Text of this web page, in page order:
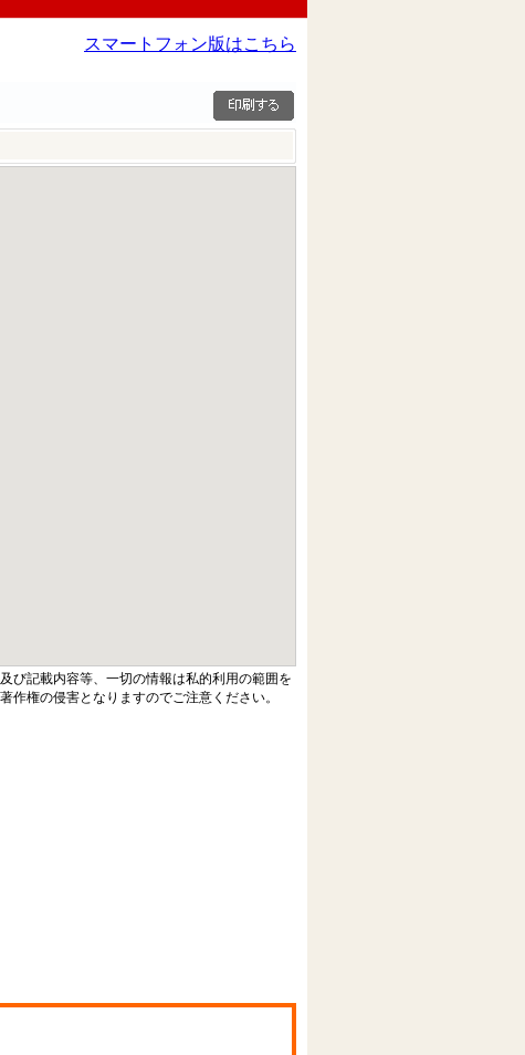
スマートフォン版はこちら
び記載内容等、一切の情報は私的利用の範囲を
作権の侵害となりますのでご注意ください。